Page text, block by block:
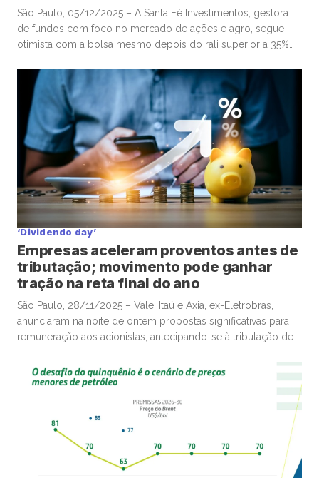
São Paulo, 05/12/2025 – A Santa Fé Investimentos, gestora
de fundos com foco no mercado de ações e agro, segue
otimista com a bolsa mesmo depois do rali superior a 35%
Lima Journal, o sócio e gestor Gabriel Diniz Junqueira
defendeu que o movimento de alta dos ativos de […]
‘Dividendo day’
Empresas aceleram proventos antes de
tributação; movimento pode ganhar
tração na reta final do ano
São Paulo, 28/11/2025 – Vale, Itaú e Axia, ex-Eletrobras,
anunciaram na noite de ontem propostas significativas para
remuneração aos acionistas, antecipando-se à tributação de
a pessoas físicas partir de 2026, em movimento que poderá
ganhar mais tração até o fim deste ano e deve envolver
diversas companhias listadas em bolsa. A Vale, por
exemplo, anunciou remuneração total de R$3,58 por […]